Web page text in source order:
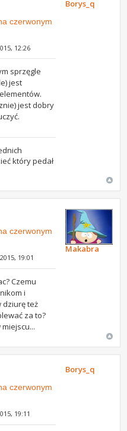
czerwonym
12:26
sprzęgle
jest
jest dobry
który pedał
Borys_q
czerwonym
19:01
Czemu
i
dziurę też
za to?
Makabra
czerwonym
19:11
Borys_q